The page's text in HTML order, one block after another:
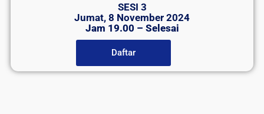
SESI 3
Jumat, 8 November 2024
Jam 19.00 – Selesai
Daftar